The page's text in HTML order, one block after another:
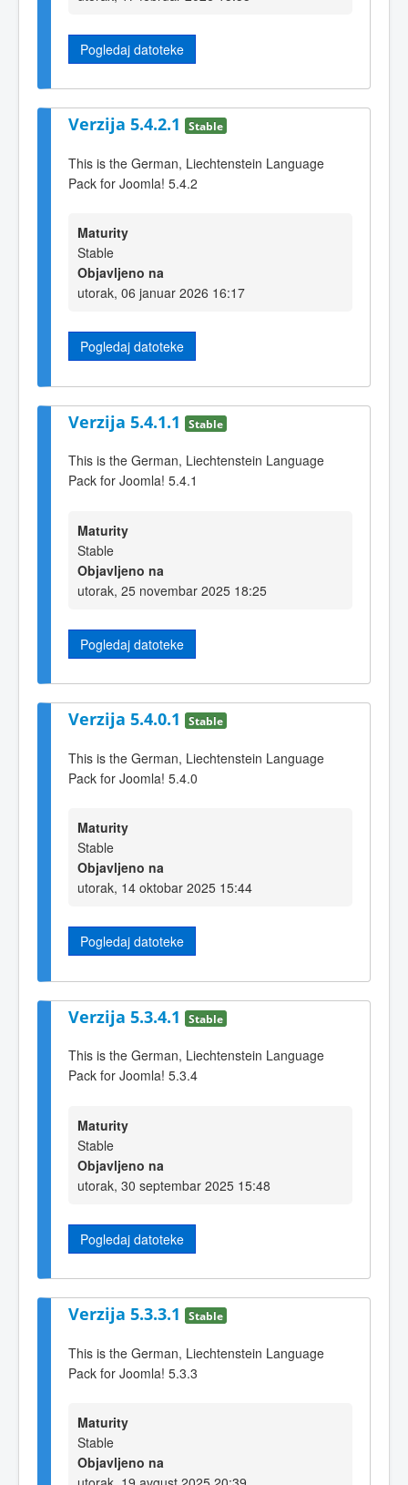
Pogledaj datoteke
Verzija 5.4.2.1 Stable
This is the German, Liechtenstein Language
Pack for Joomla! 5.4.2
Maturity
Stable
Objavljeno na
utorak, 06 januar 2026 16:17
Pogledaj datoteke
Verzija 5.4.1.1 Stable
This is the German, Liechtenstein Language
Pack for Joomla! 5.4.1
Maturity
Stable
Objavljeno na
utorak, 25 novembar 2025 18:25
Pogledaj datoteke
Verzija 5.4.0.1 Stable
This is the German, Liechtenstein Language
Pack for Joomla! 5.4.0
Maturity
Stable
Objavljeno na
utorak, 14 oktobar 2025 15:44
Pogledaj datoteke
Verzija 5.3.4.1 Stable
This is the German, Liechtenstein Language
Pack for Joomla! 5.3.4
Maturity
Stable
Objavljeno na
utorak, 30 septembar 2025 15:48
Pogledaj datoteke
Verzija 5.3.3.1 Stable
This is the German, Liechtenstein Language
Pack for Joomla! 5.3.3
Maturity
Stable
Objavljeno na